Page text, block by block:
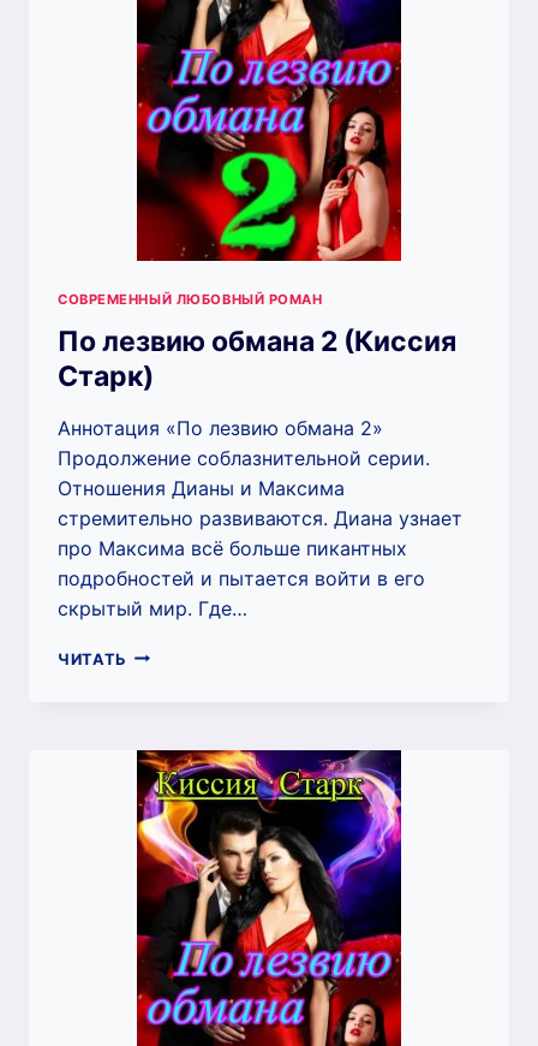
СОВРЕМЕННЫЙ ЛЮБОВНЫЙ РОМАН
По лезвию обмана 2 (Киссия
Старк)
Аннотация «По лезвию обмана 2»
Продолжение соблазнительной серии.
Отношения Дианы и Максима
стремительно развиваются. Диана узнает
про Максима всё больше пикантных
подробностей и пытается войти в его
скрытый мир. Где…
ЧИТАТЬ ПО
(КИССИЯ
СТАРК)